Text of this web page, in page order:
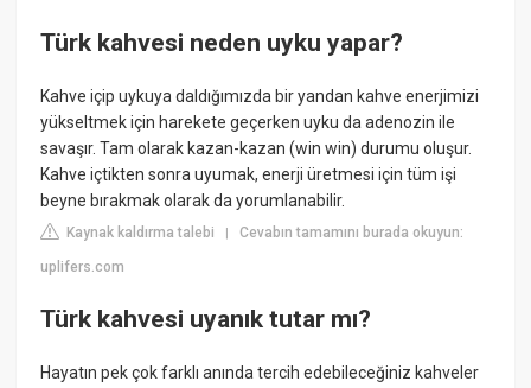
Türk kahvesi neden uyku yapar?
Kahve içip uykuya daldığımızda bir yandan kahve enerjimizi
yükseltmek için harekete geçerken uyku da adenozin ile
savaşır. Tam olarak kazan-kazan (win win) durumu oluşur.
Kahve içtikten sonra uyumak, enerji üretmesi için tüm işi
beyne bırakmak olarak da yorumlanabilir.
Kaynak kaldırma talebi |Cevabın tamamını burada okuyun:
uplifers.com
Türk kahvesi uyanık tutar mı?
Hayatın pek çok farklı anında tercih edebileceğiniz kahveler